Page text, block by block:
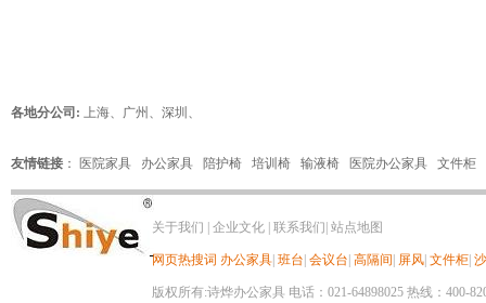
各地分公司: 上海、 广州 、 深圳 、
友情链接 ： 医院家具 办公家具 陪护椅 培训椅 输液椅 医院办公家具 文件柜
关于我们 企业文化 联系我们 站点地图
网页热搜词 办公家具 班台 会议台 高隔间 屏风 文件柜
版权所有:诗烨办公家具 电话：021-64898025 热线：400-